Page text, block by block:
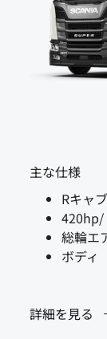
主な仕様
Rキャ
420hp/
総輪エ
ボディ
詳細を見る